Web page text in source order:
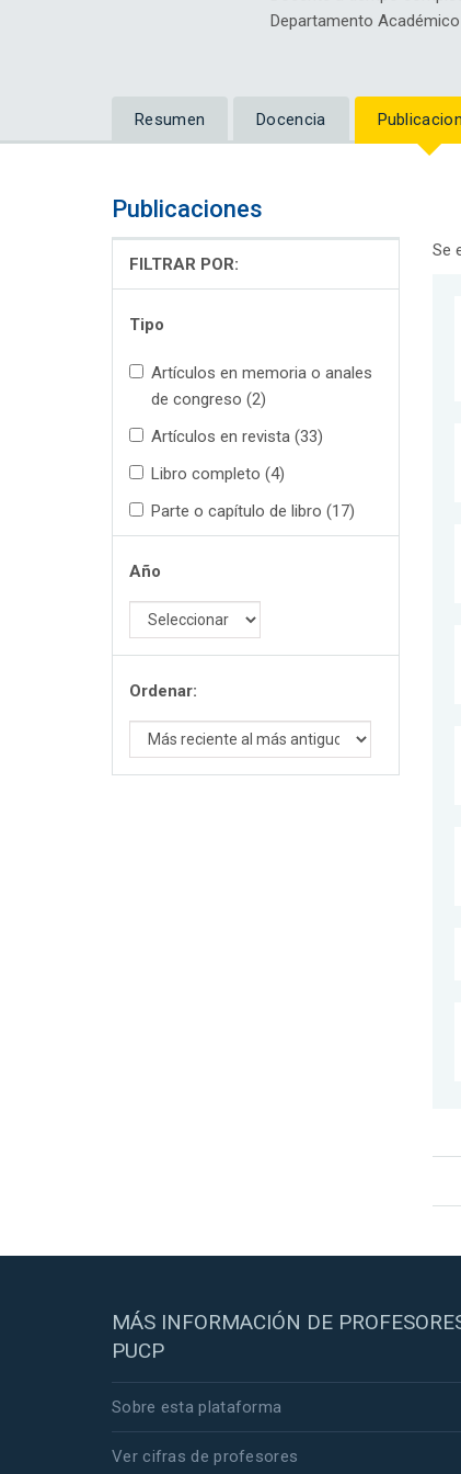
Departamento
Resumen Docencia
Publicaciones
FILTRAR POR:
Tipo
Artículos en memoria o anales
de congreso (2)
Artículos en revista (33)
Libro completo (4)
Parte o capítulo de libro (17)
Año
Ordenar:
Se
MÁS INFORMACIÓN DE
PUCP
Sobre esta plataforma
Ver cifras de profesores